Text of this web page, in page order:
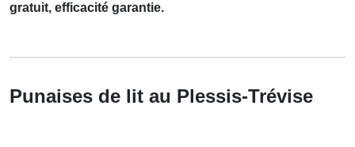
gratuit, efficacité garantie.
Punaises de lit au Plessis-Trévise